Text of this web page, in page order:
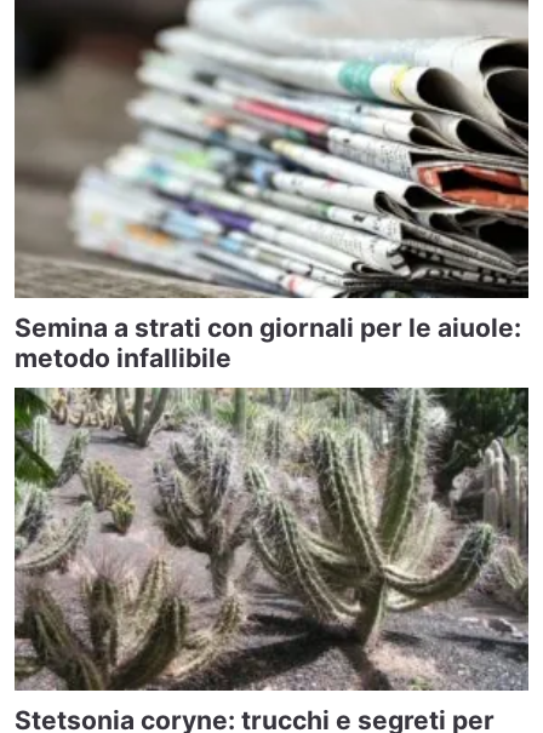
Semina a strati con giornali per le aiuole:
metodo infallibile
Stetsonia coryne: trucchi e segreti per